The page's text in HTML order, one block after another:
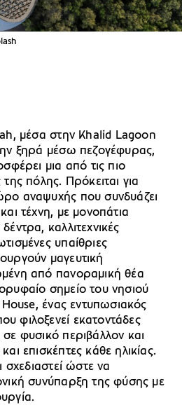
μέσα στην Khalid Lagoon
ξηρά μέσω πεζογέφυρας,
μια από τις πιο
της πόλης. Πρόκειται για
αναψυχής που συνδυάζει
τέχνη, με μονοπάτια
καλλιτεχνικές
υπαίθριες
μαγευτική
από πανοραμική θέα
σημείο του νησιού
ένας εντυπωσιακός
φιλοξενεί εκατοντάδες
φυσικό περιβάλλον και
επισκέπτες κάθε ηλικίας.
ώστε να
συνύπαρξη της φύσης με